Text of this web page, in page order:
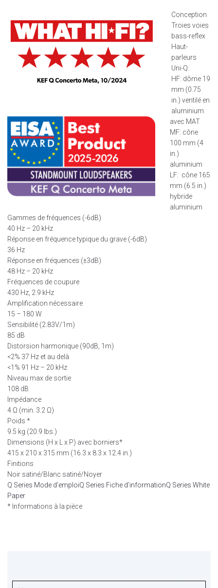
Conception
Troies voies
bass-reflex
Haut-
parleurs
Uni-Q:
HF: dôme 19
mm (0.75
in.) ventilé en
aluminium
avec MAT
MF: cône
100 mm (4
in.)
aluminium
LF: cône 165
mm (6.5 in.)
hybride
aluminium
Gammes de fréquences (-6dB)
40 Hz – 20 kHz
Réponse en fréquence typique du grave (-6dB)
36 Hz
Réponse en fréquences (±3dB)
48 Hz – 20 kHz
Fréquences de coupure
430 Hz, 2.9 kHz
Amplification nécessaire
15 – 180 W
Sensibilité (2.83V/1m)
85 dB
Distorsion harmonique (90dB, 1m)
<2% 37 Hz et au delà
<1% 91 Hz – 20 kHz
Niveau max de sortie
108 dB
Impédance
4 Ω (min. 3.2 Ω)
Poids *
9.5 kg (20.9 lbs.)
Dimensions (H x L x P) avec borniers*
415 x 210 x 315 mm (16.3 x 8.3 x 12.4 in.)
Finitions
Noir satiné/Blanc satiné/Noyer
Q Series Mode d’emploiQ Series Fiche d’informationQ Series White
Paper
* Informations à la pièce